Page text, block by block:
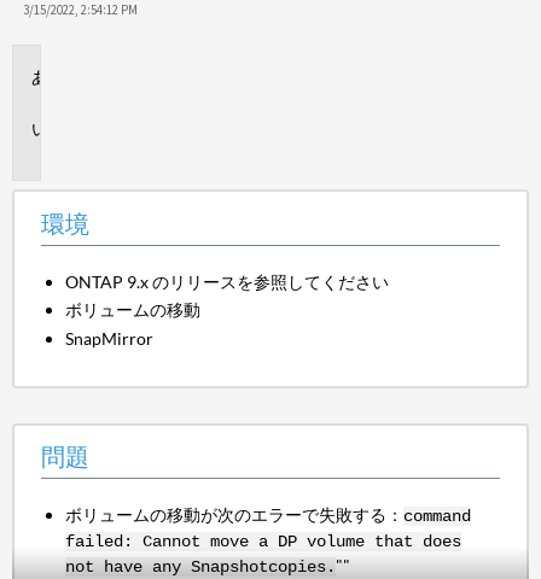
3/15/2022, 2:54:12 PM
環境
ONTAP 9.x のリリースを参照してください
ボリュームの移動
SnapMirror
問題
ボリュームの移動が次のエラーで失敗する： command
failed: Cannot move a DP volume that does
not have any Snapshotcopies. ""